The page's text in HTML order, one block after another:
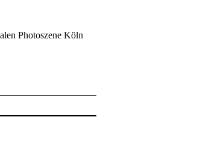
Photoszene Köln